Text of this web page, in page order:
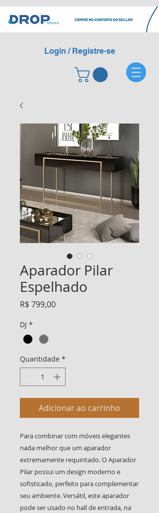
Login / Registre-se
Aparador Pilar
Espelhado
R$ 799,00Preço
DJ *
Quantidade *
Adicionar ao carrinho
Para combinar com móveis elegantes
nada melhor que um aparador
extremamente requintado. O Aparador
Pilar possui um design moderno e
sofisticado, perfeito para complementar
seu ambiente. Versátil, este aparador
pode ser usado no hall de entrada, na